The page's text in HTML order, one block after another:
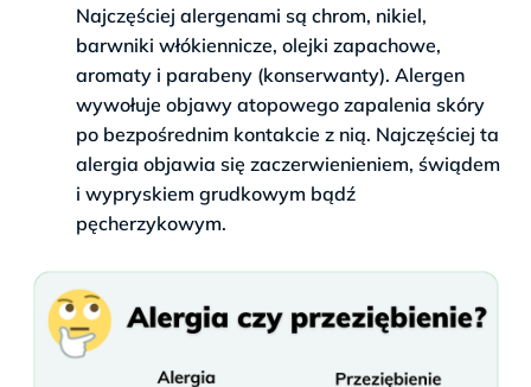
Najczęściej alergenami są chrom, nikiel,
barwniki włókiennicze, olejki zapachowe,
aromaty i parabeny (konserwanty). Alergen
wywołuje objawy atopowego zapalenia skóry
po bezpośrednim kontakcie z nią. Najczęściej ta
alergia objawia się zaczerwienieniem, świądem
i wypryskiem grudkowym bądź
pęcherzykowym.